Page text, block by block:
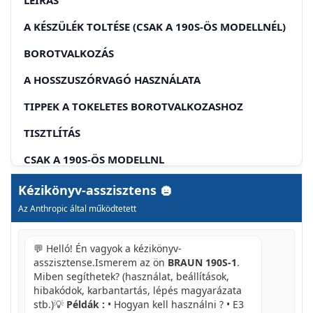
A KÉSZÜLÉK TOLTÉSE (CSAK A 190S-ÖS MODELLNÉL)
BOROTVALKOZÁS
A HOSSZUSZÓRVAGÓ HASZNÁLATA
TIPPEK A TOKELETES BOROTVALKOZASHOZ
TISZTLÍTÁS
CSAK A 190S-ÖS MODELLNL
A BOROTVA TÓKELETES KARBANTARTÁSA
A SZITA ÉS NYÍROEGYSÉG CSERÉJE
GARANCIA
HRVATSKI
Kézikönyv-asszisztens
Az Anthropic által működtetett
💬 Helló! Én vagyok a kézikönyv-
asszisztense.Ismerem az ön BRAUN 190S-1.
Miben segíthetek? (használat, beállítások,
hibakódok, karbantartás, lépés magyarázata
stb.)💡 Példák : • Hogyan kell használni ? • E3